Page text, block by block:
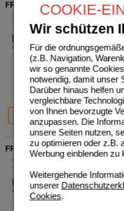
COOKIE-
Wir schützen
Für die
(z.B. Navigation,
wir so genannte
notwendig, damit unser
Darüber hinaus helfen
vergleichbare
von Ihnen bevorzugte
anzupassen. Die
unsere Seiten nutzen,
zu optimieren oder z.B.
Werbung einblenden zu
Weitergehende
unserer
Cookies.
FRESUBIN 2 kcal DRINK
GmbH
4X200ml Lösung
4X200 ml 24X200 ml
61%
FRESUBIN PROTEIN Energy
GmbH
06698740
4X200ml Lösung